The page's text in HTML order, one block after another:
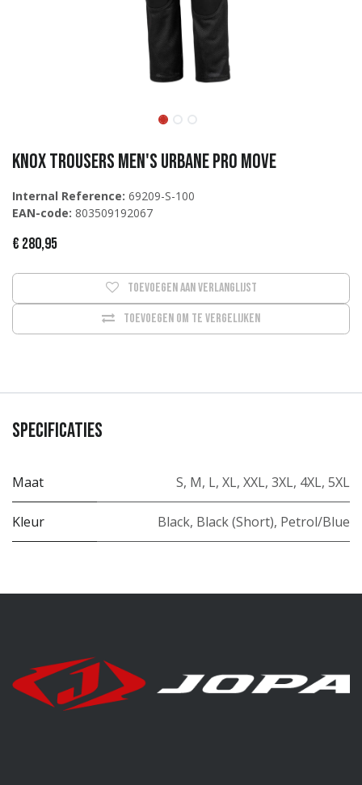
Knox Trousers Men's Urbane Pro Move
Internal Reference: 69209-S-100
EAN-code: 803509192067
€ 280,95
Toevoegen om te vergelijken
Toevoegen aan verlanglijst
Specificaties
Maat S, M, L, XL, XXL, 3XL, 4XL, 5XL
Kleur Black, Black (Short), Petrol/Blue